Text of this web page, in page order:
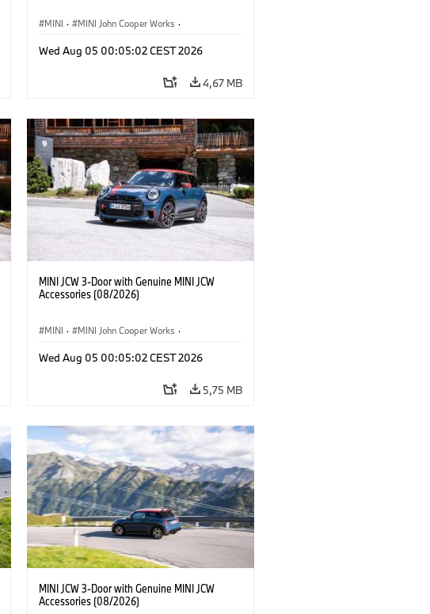
MINI · MINI John Cooper Works ·
Wed Aug 05 00:05:02 CEST 2026
4,67 MB
MINI JCW 3-Door with Genuine MINI JCW
Accessories (08/2026)
MINI · MINI John Cooper Works ·
Wed Aug 05 00:05:02 CEST 2026
5,75 MB
MINI JCW 3-Door with Genuine MINI JCW
Accessories (08/2026)